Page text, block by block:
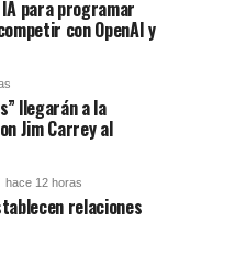
para programar
con OpenAI y
llegarán a la
Jim Carrey al
hace 12 horas
relaciones